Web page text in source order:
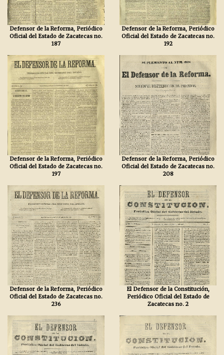
Defensor de la Reforma, Periódico
Oficial del Estado de Zacatecas no.
187
Defensor de la Reforma, Periódico
Oficial del Estado de Zacatecas no.
192
Defensor de la Reforma, Periódico
Oficial del Estado de Zacatecas no.
197
Defensor de la Reforma, Periódico
Oficial del Estado de Zacatecas no.
208
Defensor de la Reforma, Periódico
Oficial del Estado de Zacatecas no.
236
El Defensor de la Constitución,
Periódico Oficial del Estado de
Zacatecas no. 2